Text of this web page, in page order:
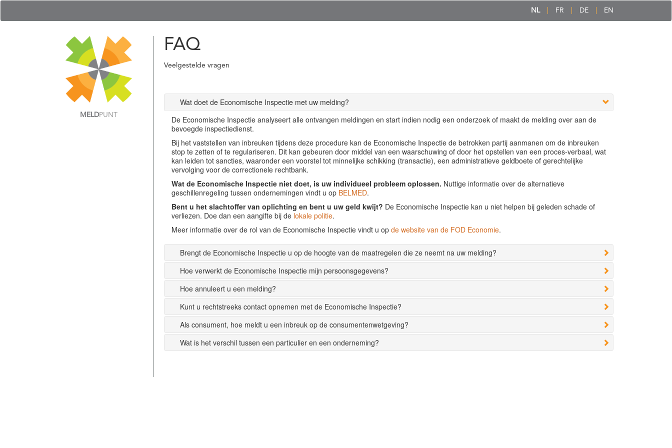
NL FR DE EN
MELDPUNT
FAQ
Veelgestelde vragen
Wat doet de Economische Inspectie met uw melding?
De Economische Inspectie analyseert alle ontvangen meldingen en start indien nodig een onderzoek of maakt de melding over aan de
bevoegde inspectiedienst.
Bij het vaststellen van inbreuken tijdens deze procedure kan de Economische Inspectie de betrokken partij aanmanen om de inbreuken
stop te zetten of te regulariseren. Dit kan gebeuren door middel van een waarschuwing of door het opstellen van een proces-verbaal, wat
kan leiden tot sancties, waaronder een voorstel tot minnelijke schikking (transactie), een administratieve geldboete of gerechtelijke
vervolging voor de correctionele rechtbank.
Wat de Economische Inspectie niet doet, is uw individueel probleem oplossen. Nuttige informatie over de alternatieve
geschillenregeling tussen ondernemingen vindt u op BELMED.
Bent u het slachtoffer van oplichting en bent u uw geld kwijt? De Economische Inspectie kan u niet helpen bij geleden schade of
verliezen. Doe dan een aangifte bij de lokale politie.
Meer informatie over de rol van de Economische Inspectie vindt u op de website van de FOD Economie.
Brengt de Economische Inspectie u op de hoogte van de maatregelen die ze neemt na uw melding?
Hoe verwerkt de Economische Inspectie mijn persoonsgegevens?
Hoe annuleert u een melding?
Kunt u rechtstreeks contact opnemen met de Economische Inspectie?
Als consument, hoe meldt u een inbreuk op de consumentenwetgeving?
Wat is het verschil tussen een particulier en een onderneming?